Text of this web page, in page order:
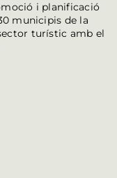
i planificació
municipis de la
turístic amb el